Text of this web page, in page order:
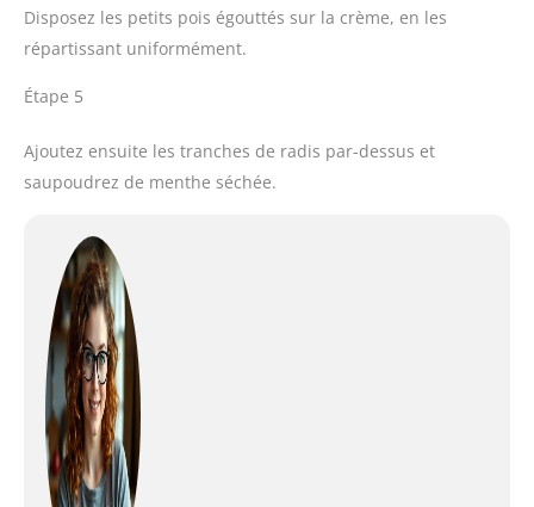
Disposez les petits pois égouttés sur la crème, en les
répartissant uniformément.
Étape 5
Ajoutez ensuite les tranches de radis par-dessus et
saupoudrez de menthe séchée.